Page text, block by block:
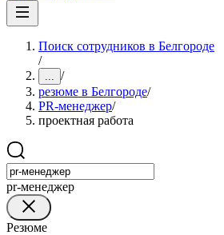
Поиск сотрудников в Белгороде
/
... /
резюме в Белгороде/
PR-менеджер/
проектная работа
pr-менеджер
Резюме